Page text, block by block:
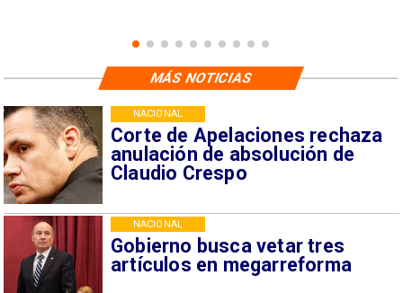
Corte de Apelaciones rechaza
anulación de absolución de
Claudio Crespo
NACIONAL
Gobierno busca vetar tres
artículos en megarreforma
NACIONAL
MÁS NOTICIAS